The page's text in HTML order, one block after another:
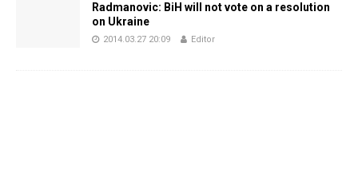
Radmanovic: BiH will not vote on a resolution
on Ukraine
2014.03.27 20:09 Editor